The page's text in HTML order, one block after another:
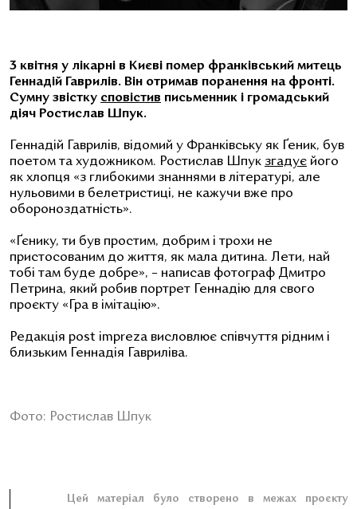
3 квітня у лікарні в Києві помер франківський митець
Геннадій Гаврилів. Він отримав поранення на фронті.
Сумну звістку сповістив письменник і громадський
діяч Ростислав Шпук.
Геннадій Гаврилів, відомий у Франківську як Ґеник, був
поетом та художником. Ростислав Шпук згадує його
як хлопця «з глибокими знаннями в літературі, але
нульовими в белетристиці, не кажучи вже про
обороноздатність».
«Ґєнику, ти був простим, добрим і трохи не
пристосованим до життя, як мала дитина. Лети, най
тобі там буде добре», – написав фотограф Дмитро
Петрина, який робив портрет Геннадію для свого
проєкту «Гра в імітацію».
Редакція post impreza висловлює співчуття рідним і
близьким Геннадія Гавриліва.
Фото: Ростислав Шпук
Цей матеріал було створено в межах проєкту